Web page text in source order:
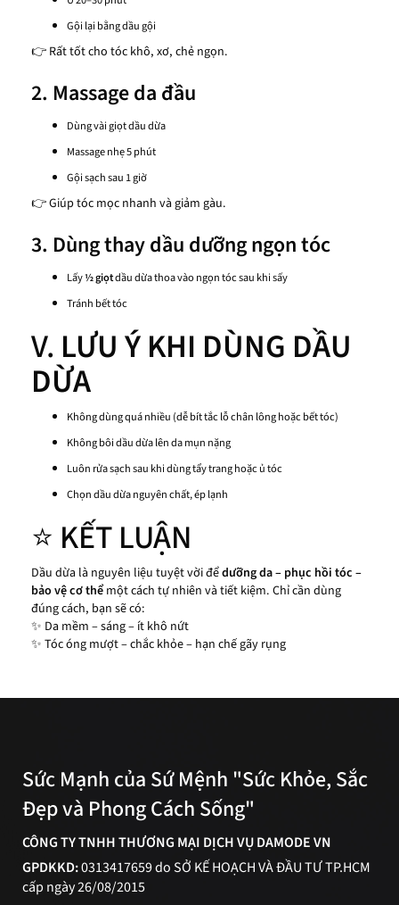
Gội lại bằng dầu gội
👉 Rất tốt cho tóc khô, xơ, chẻ ngọn.
2. Massage da đầu
Dùng vài giọt dầu dừa
Massage nhẹ 5 phút
Gội sạch sau 1 giờ
👉 Giúp tóc mọc nhanh và giảm gàu.
3. Dùng thay dầu dưỡng ngọn tóc
Lấy½ giọtdầu dừa thoa vào ngọn tóc sau khi sấy
Tránh bết tóc
V. LƯU Ý KHI DÙNG DẦU
DỪA
Không dùng quá nhiều (dễ bít tắc lỗ chân lông hoặc bết tóc)
Không bôi dầu dừa lên da mụn nặng
Luôn rửa sạch sau khi dùng tẩy trang hoặc ủ tóc
Chọn dầu dừa nguyên chất, ép lạnh
⭐ KẾT LUẬN
Dầu dừa là nguyên liệu tuyệt vời đểdưỡng da – phục hồi tóc –
bảo vệ cơ thể một cách tự nhiên và tiết kiệm. Chỉ cần dùng
đúng cách, bạn sẽ có:
✨ Da mềm – sáng – ít khô nứt
✨ Tóc óng mượt – chắc khỏe – hạn chế gãy rụng
Sức Mạnh của Sứ Mệnh "Sức Khỏe, Sắc
Đẹp và Phong Cách Sống"
CÔNG TY TNHH THƯƠNG MẠI DỊCH VỤ DAMODE VN
GPDKKD:0313417659 do SỞ KẾ HOẠCH VÀ ĐẦU TƯ TP.HCM
cấp ngày 26/08/2015